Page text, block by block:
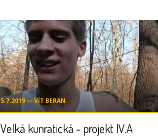
5.7.2019 ― VÍT BERAN
Velká kunratická - projekt IV.A